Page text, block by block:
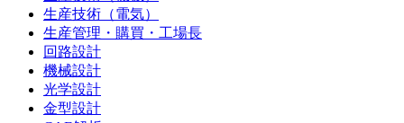
生産技術（電気）
生産管理・購買・工場長
回路設計
機械設計
光学設計
金型設計